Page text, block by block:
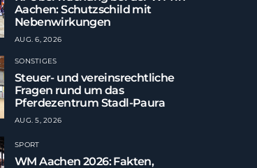
Aachen: Schutzschild mit
Nebenwirkungen
AUG. 6, 2026
SONSTIGES
Steuer- und vereinsrechtliche
Fragen rund um das
Pferdezentrum Stadl-Paura
AUG. 5, 2026
SPORT
WM Aachen 2026: Fakten,